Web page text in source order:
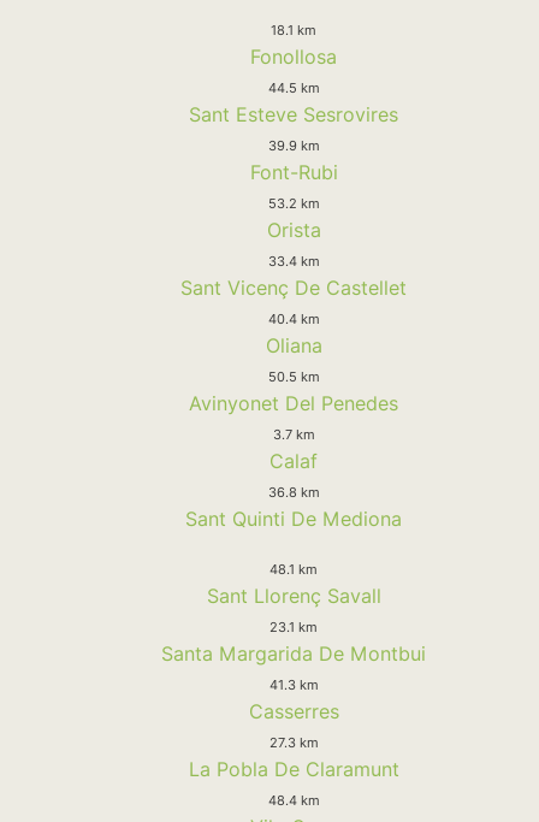
18.1 km
Fonollosa
44.5 km
Sant Esteve Sesrovires
39.9 km
Font-Rubi
53.2 km
Orista
33.4 km
Sant Vicenç De Castellet
40.4 km
Oliana
50.5 km
Avinyonet Del Penedes
3.7 km
Calaf
36.8 km
Sant Quinti De Mediona
48.1 km
Sant Llorenç Savall
23.1 km
Santa Margarida De Montbui
41.3 km
Casserres
27.3 km
La Pobla De Claramunt
48.4 km